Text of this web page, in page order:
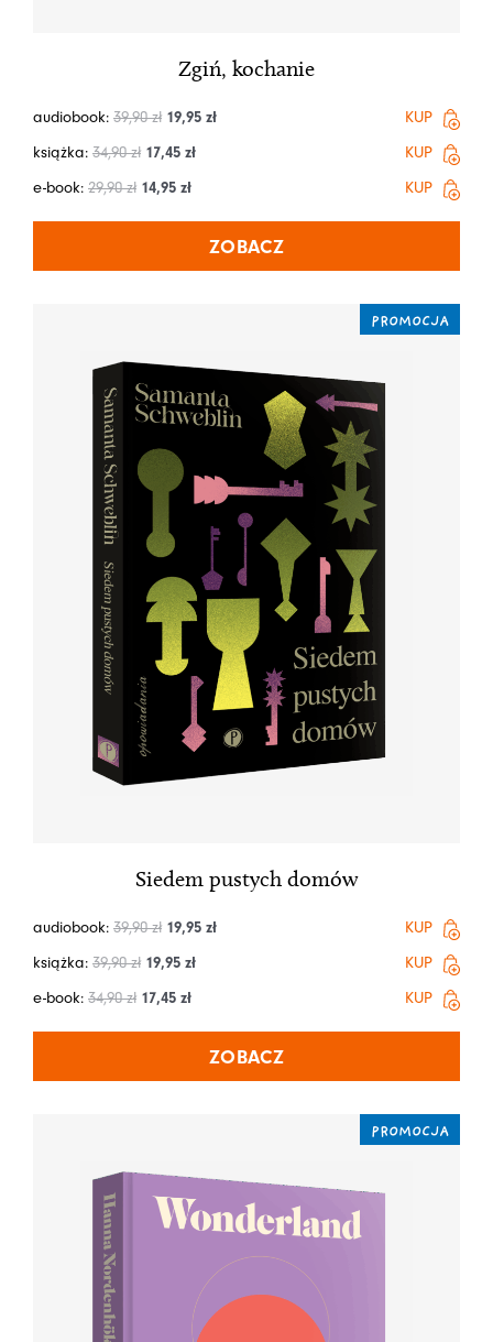
Zgiń, kochanie
audiobook: 39,90zł 19,95 zł
KUP
książka: 34,90zł 17,45 zł
KUP
e-book: 29,90zł 14,95 zł KUP
ZOBACZ
PROMOCJA
Siedem pustych domów
audiobook: 39,90zł 19,95 zł
KUP
książka: 39,90zł 19,95 zł
KUP
e-book: 34,90zł 17,45 zł KUP
ZOBACZ
PROMOCJA